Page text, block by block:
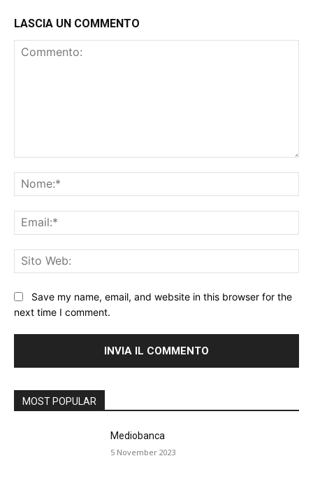
LASCIA UN COMMENTO
Save my name, email, and website in this browser for the
next time I comment.
MOST POPULAR
Mediobanca
5 November 2023